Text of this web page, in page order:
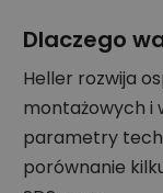
Dlaczego
Heller rozwija
montażowych i
parametry
porównanie